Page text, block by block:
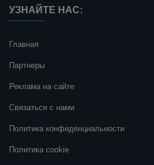
УЗНАЙТЕ НАС:
Главная
Партнеры
Реклама на сайте
Связаться с нами
Политика конфиденциальности
Политика cookie